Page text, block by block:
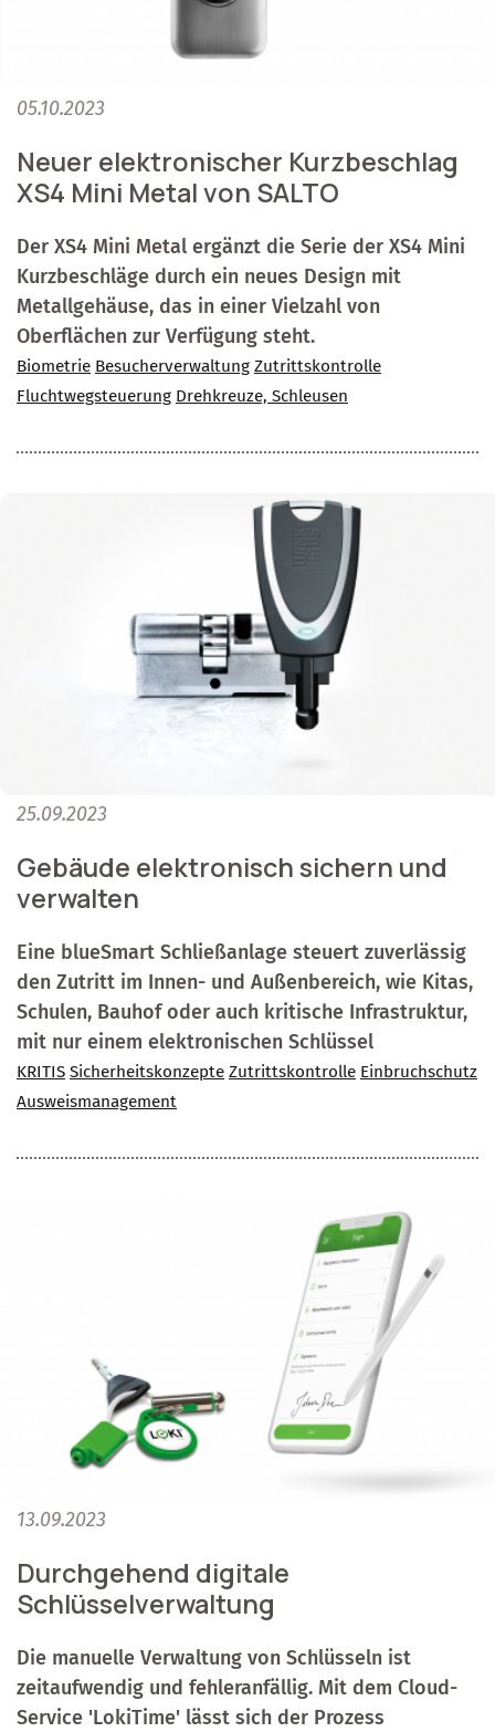
05.10.2023
Neuer elektronischer Kurzbeschlag
XS4 Mini Metal von SALTO
Der XS4 Mini Metal ergänzt die Serie der XS4 Mini
Kurzbeschläge durch ein neues Design mit
Metallgehäuse, das in einer Vielzahl von
Oberflächen zur Verfügung steht.
Biometrie Besucherverwaltung Zutrittskontrolle
Fluchtwegsteuerung Drehkreuze, Schleusen
25.09.2023
Gebäude elektronisch sichern und
verwalten
Eine blueSmart Schließanlage steuert zuverlässig
den Zutritt im Innen- und Außenbereich, wie Kitas,
Schulen, Bauhof oder auch kritische Infrastruktur,
mit nur einem elektronischen Schlüssel
KRITIS Sicherheitskonzepte Zutrittskontrolle Einbruchschutz
Ausweismanagement
13.09.2023
Durchgehend digitale
Schlüsselverwaltung
Die manuelle Verwaltung von Schlüsseln ist
zeitaufwendig und fehleranfällig. Mit dem Cloud-
Service 'LokiTime' lässt sich der Prozess